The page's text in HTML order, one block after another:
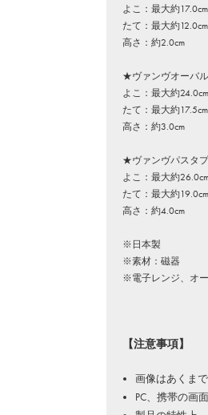
よこ：最大約17.0cm
たて：最大約12.0cm
高さ：約2.0cm
★ヴァンヴオーバ
よこ：最大約24.0cm
たて：最大約17.5cm
高さ：約3.0cm
★ヴァンヴパスタ
よこ：最大約
たて：最大約19.0cm
高さ：約4.0cm
※日本製
※素材：磁器
※電子レンジ、オ
【注意事項】
画像はあくま
PC、携帯の画